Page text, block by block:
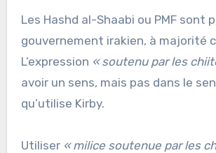
Les Hashd al-Shaabi ou PMF sont
gouvernement irakien, à majorité
L’expression « soutenu par les
avoir un sens, mais pas dans le
qu’utilise Kirby.
Utiliser « milice soutenue par les